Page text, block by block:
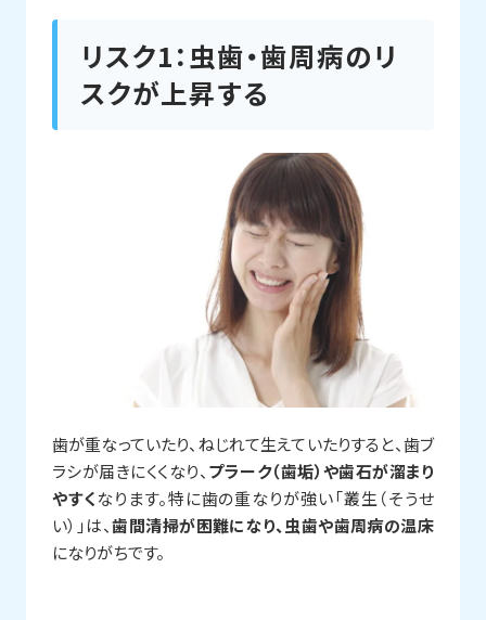
リスク1：虫歯・歯周病のリ
スクが上昇する
歯が重なっていたり、ねじれて生えていたりすると、歯ブ
ラシが届きにくくなり、 プラーク（歯垢）や歯石が溜まり
やすくなります。特に歯の重なりが強い「叢生（そうせ
い）」は、歯間清掃が困難になり、虫歯や歯周病の温床
になりがちです。